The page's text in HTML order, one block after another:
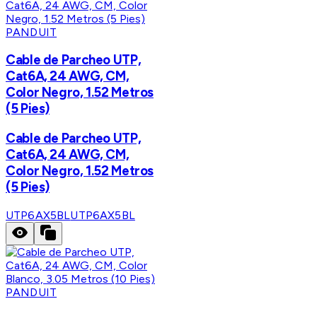
PANDUIT
Cable de Parcheo UTP,
Cat6A, 24 AWG, CM,
Color Negro, 1.52 Metros
(5 Pies)
Cable de Parcheo UTP,
Cat6A, 24 AWG, CM,
Color Negro, 1.52 Metros
(5 Pies)
UTP6AX5BLUTP6AX5BL
PANDUIT